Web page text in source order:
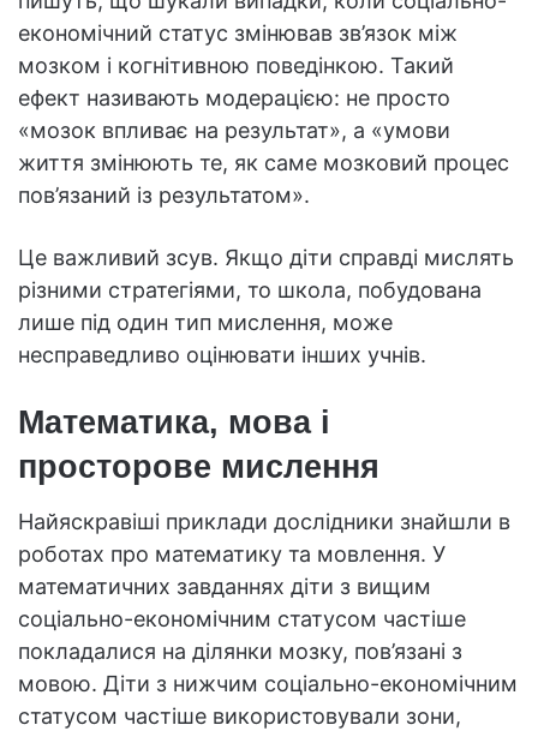
економічний статус змінював зв’язок між
мозком і когнітивною поведінкою. Такий
ефект називають модерацією: не просто
«мозок впливає на результат», а «умови
життя змінюють те, як саме мозковий процес
пов’язаний із результатом».
Це важливий зсув. Якщо діти справді мислять
різними стратегіями, то школа, побудована
лише під один тип мислення, може
несправедливо оцінювати інших учнів.
Математика, мова і
просторове мислення
Найяскравіші приклади дослідники знайшли в
роботах про математику та мовлення. У
математичних завданнях діти з вищим
соціально-економічним статусом частіше
покладалися на ділянки мозку, пов’язані з
мовою. Діти з нижчим соціально-економічним
статусом частіше використовували зони,